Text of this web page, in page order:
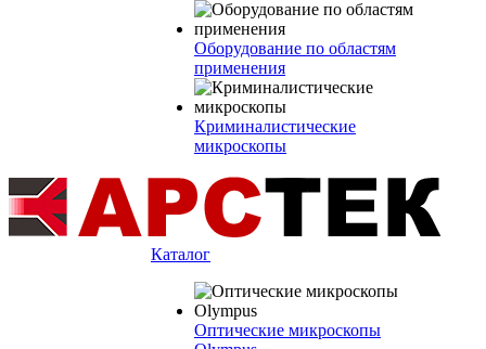
Оборудование по областям
применения
Криминалистические
микроскопы
Каталог
Оптические микроскопы